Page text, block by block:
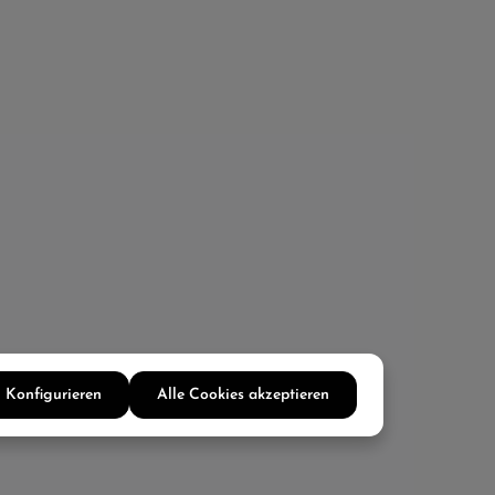
Konfigurieren Alle Cookies akzeptieren